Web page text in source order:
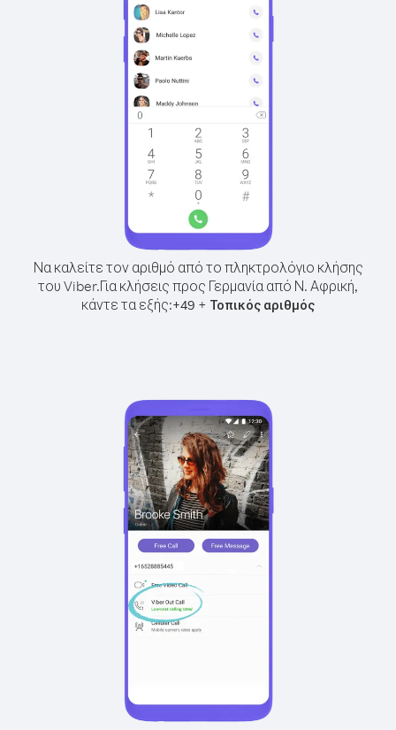
Να καλείτε τον αριθμό από το πληκτρολόγιο κλήσης
του Viber.Για κλήσεις προς Γερμανία από Ν. Αφρική,
κάντε τα εξής:+49 + Τοπικός αριθμός